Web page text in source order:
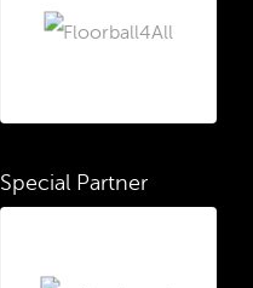
Special Partner